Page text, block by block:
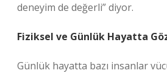
deneyim de değerli” diyor.
Fiziksel ve Günlük Hayatta
Günlük hayatta bazı insanlar